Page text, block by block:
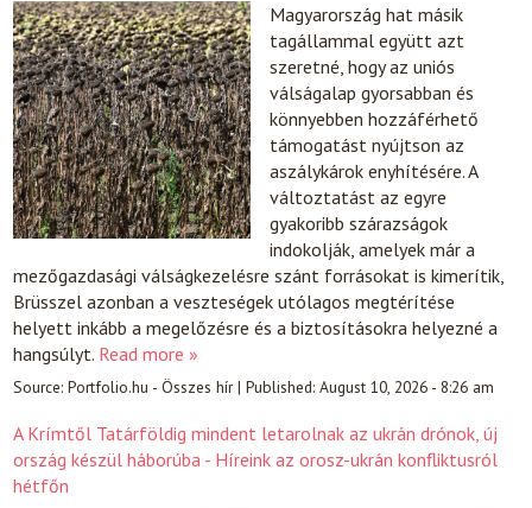
Magyarország hat másik
tagállammal együtt azt
szeretné, hogy az uniós
válságalap gyorsabban és
könnyebben hozzáférhető
támogatást nyújtson az
aszálykárok enyhítésére. A
változtatást az egyre
gyakoribb szárazságok
indokolják, amelyek már a
mezőgazdasági válságkezelésre szánt forrásokat is kimerítik,
Brüsszel azonban a veszteségek utólagos megtérítése
helyett inkább a megelőzésre és a biztosításokra helyezné a
hangsúlyt. Read more »
Source:Portfolio.hu - Összes hír|Published:August 10, 2026 - 8:26 am
A Krímtől Tatárföldig mindent letarolnak az ukrán drónok, új
ország készül háborúba - Híreink az orosz-ukrán konfliktusról
hétfőn